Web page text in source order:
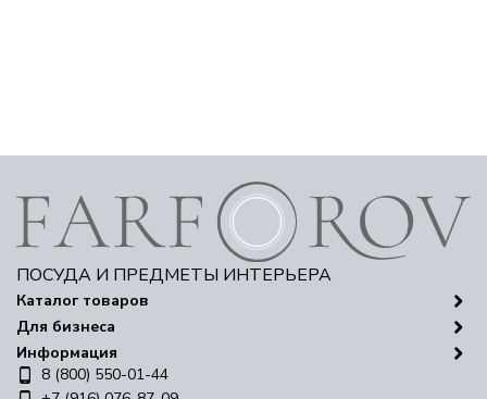
ПОСУДА И ПРЕДМЕТЫ ИНТЕРЬЕРА
Каталог товаров
Для бизнеса
Информация
8 (800) 550-01-44